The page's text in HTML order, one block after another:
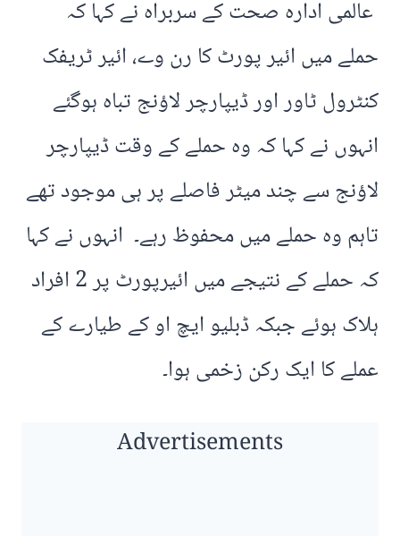
عالمی ادارہ صحت کے سربراہ نے کہا کہ
حملے میں ائیر پورٹ کا رن وے، ائیر ٹریفک
کنٹرول ٹاور اور ڈیپارچر لاؤنج تباہ ہوگئے
انہوں نے کہا کہ وہ حملے کے وقت ڈیپارچر
لاؤنج سے چند میٹر فاصلے پر ہی موجود تھے
تاہم وہ حملے میں محفوظ رہے۔ انہوں نے کہا
کہ حملے کے نتیجے میں ائیرپورٹ پر 2 افراد
ہلاک ہوئے جبکہ ڈبلیو ایچ او کے طیارے کے
عملے کا ایک رکن زخمی ہوا۔
Advertisements